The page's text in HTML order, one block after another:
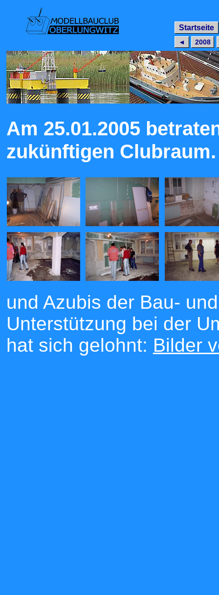
Startseite
◄ 2008
Am 25.01.2005
zukünftigen
und Azubis der Bau-
Unterstützung bei der
hat sich gelohnt: Bilder